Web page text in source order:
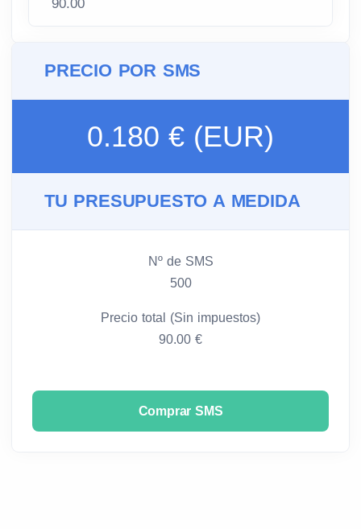
PRECIO POR SMS
0.180 € (EUR)
TU PRESUPUESTO A MEDIDA
Nº de SMS
500
Precio total (Sin impuestos)
90.00 €
Comprar SMS